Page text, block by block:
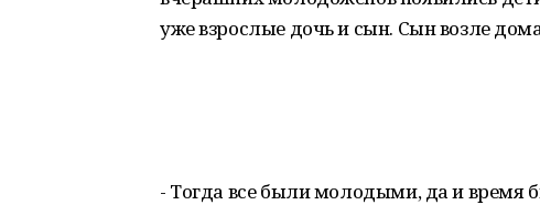
уже взрослые дочь и сын. Сын возле
- Тогда все были молодыми, да и